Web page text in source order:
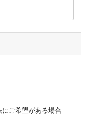
ご希望がある場合